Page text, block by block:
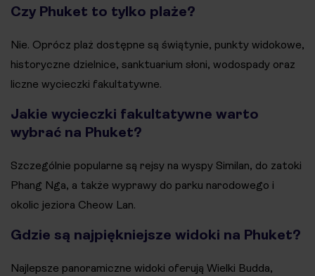
Czy Phuket to tylko plaże?
Nie. Oprócz plaż dostępne są świątynie, punkty widokowe,
historyczne dzielnice, sanktuarium słoni, wodospady oraz
liczne wycieczki fakultatywne.
Jakie wycieczki fakultatywne warto
wybrać na Phuket?
Szczególnie popularne są rejsy na wyspy Similan, do zatoki
Phang Nga, a także wyprawy do parku narodowego i
okolic jeziora Cheow Lan.
Gdzie są najpiękniejsze widoki na Phuket?
Najlepsze panoramiczne widoki oferują Wielki Budda,